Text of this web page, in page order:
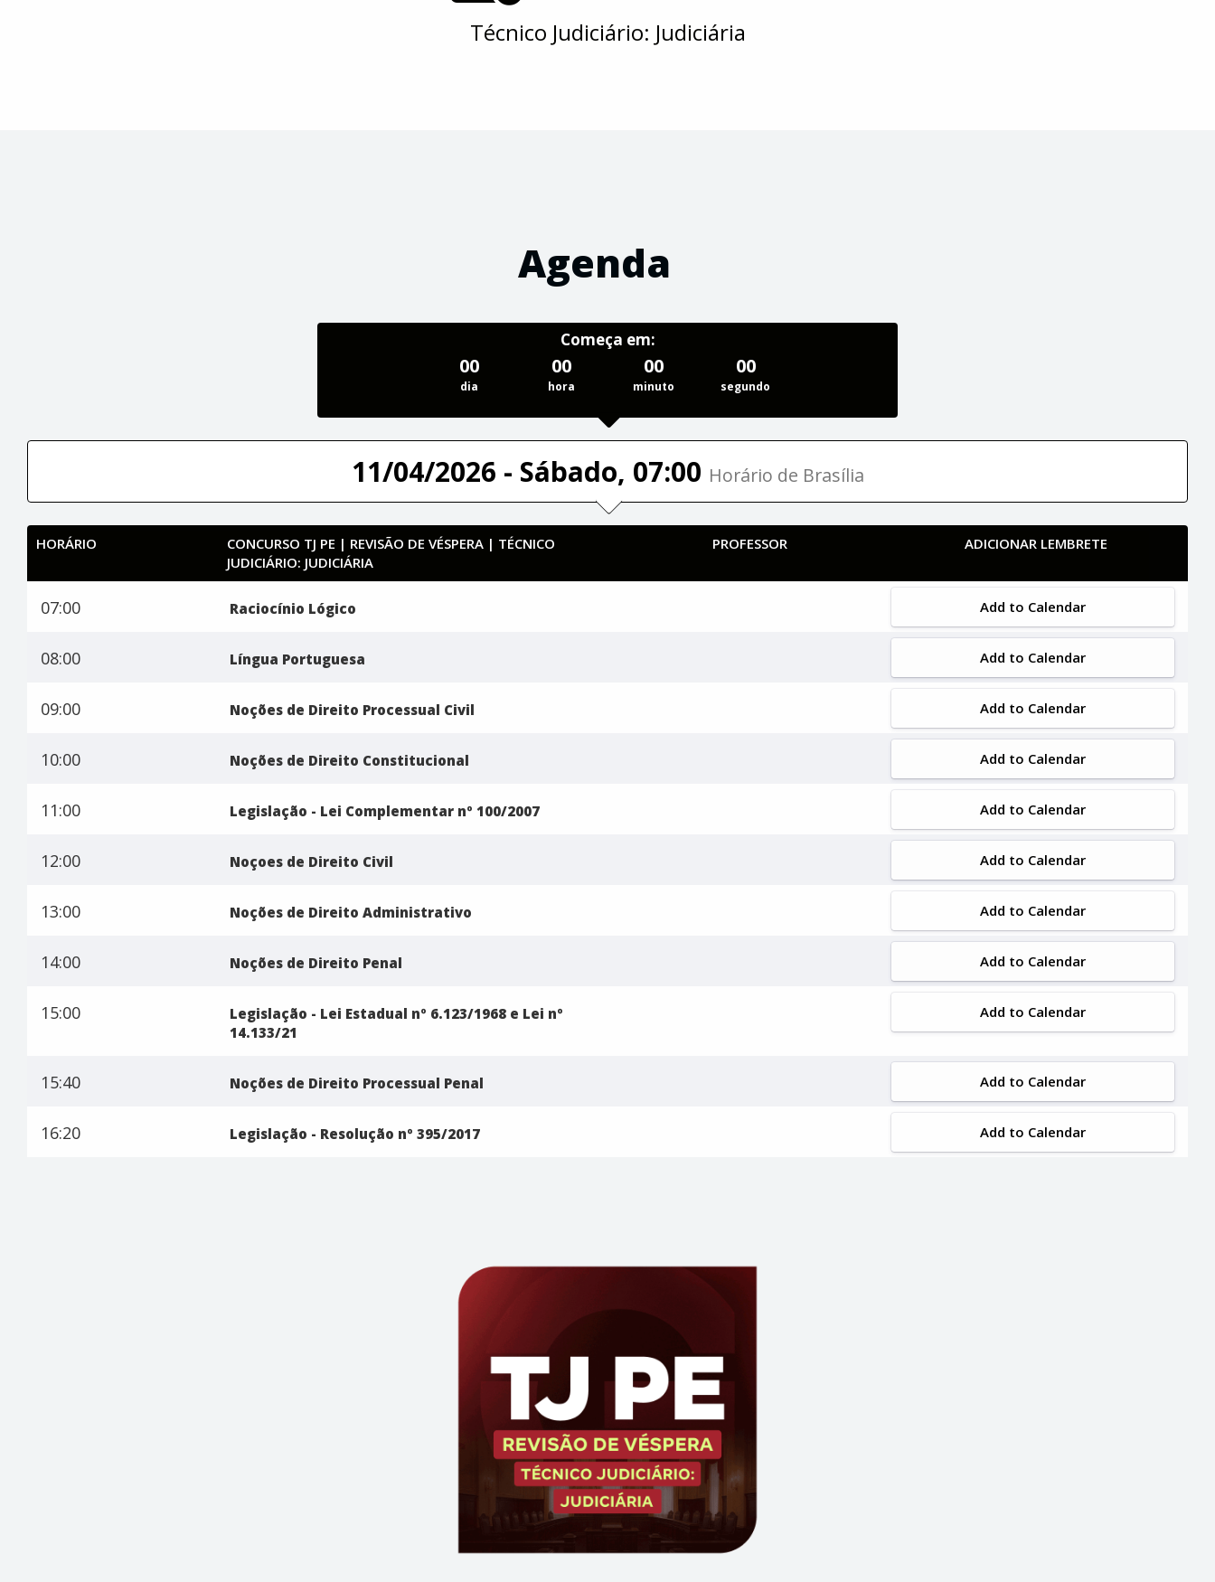
Técnico Judiciário: Judiciária
Agenda
Começa em:
00
dia
00
hora
00
minuto
00
segundo
11/04/2026 - Sábado, 07:00 Horário de Brasília
HORÁRIO
CONCURSO TJ PE | REVISÃO DE VÉSPERA | TÉCNICO
JUDICIÁRIO: JUDICIÁRIA
PROFESSOR ADICIONAR LEMBRETE
07:00 Raciocínio Lógico Add to Calendar
08:00 Língua Portuguesa Add to Calendar
09:00 Noções de Direito Processual Civil Add to Calendar
10:00 Noções de Direito Constitucional Add to Calendar
11:00 Legislação - Lei Complementar nº 100/2007 Add to Calendar
12:00 Noçoes de Direito Civil Add to Calendar
13:00 Noções de Direito Administrativo Add to Calendar
14:00 Noções de Direito Penal Add to Calendar
15:00
Legislação - Lei Estadual nº 6.123/1968 e Lei nº
14.133/21
Add to Calendar
15:40 Noções de Direito Processual Penal Add to Calendar
16:20 Legislação - Resolução nº 395/2017 Add to Calendar